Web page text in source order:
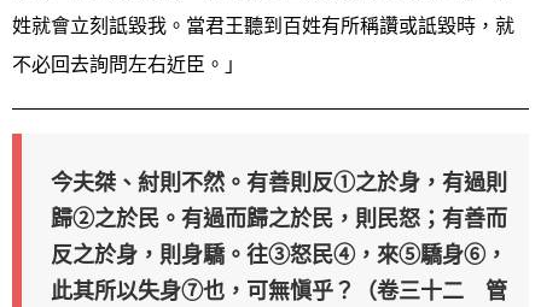
姓就會立刻詆毀我。當君王聽到百姓有所稱讚或詆毀時，就
不必回去詢問左右近臣。」
今夫桀、紂則不然。有善則反①之於身，有過則
歸②之於民。有過而歸之於民，則民怒；有善而
反之於身，則身驕。往③怒民④，來⑤驕身⑥，
此其所以失身⑦也，可無愼乎？（卷三十二 管